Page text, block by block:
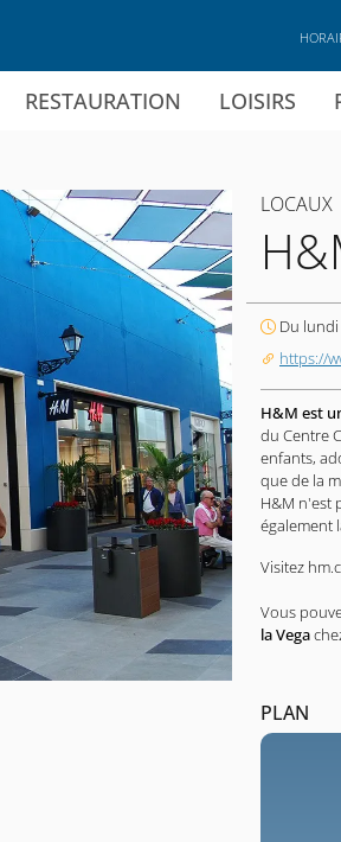
RESTAURATION LOISIRS
LOCAUX
Du lundi
https://
H&M est
du Centre
enfants,
que de la
H&M n'est
également
Visitez
Vous
la Vega
PLAN